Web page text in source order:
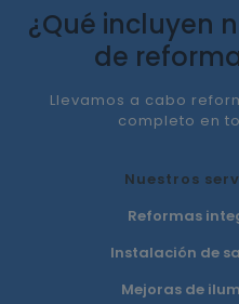
¿Qué incluyen
de
Llevamos a cabo
completo en
Nuestros
Reformas
Instalación de
Mejoras de